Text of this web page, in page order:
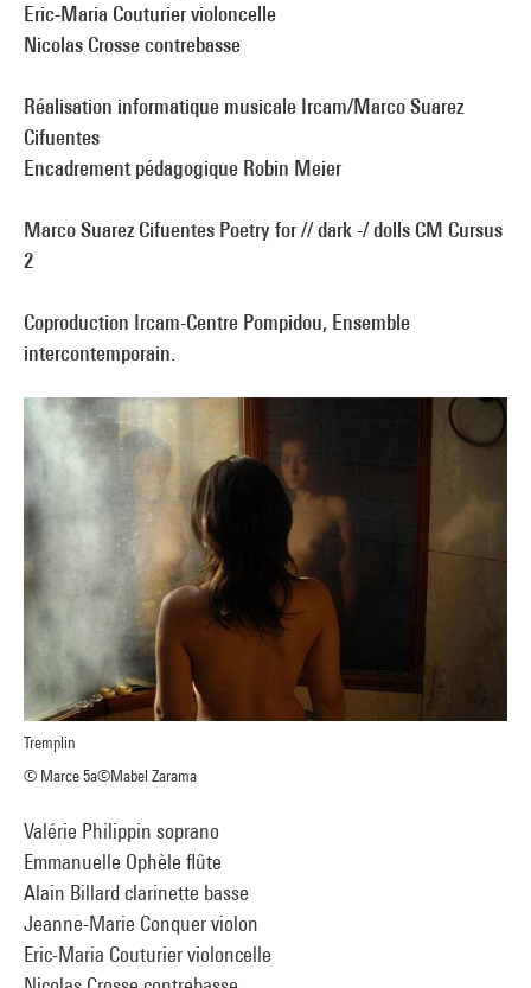
Eric-Maria Couturier violoncelle
Nicolas Crosse contrebasse
Réalisation informatique musicale Ircam/Marco Suarez
Cifuentes
Encadrement pédagogique Robin Meier
Marco Suarez Cifuentes Poetry for // dark -/ dolls CM Cursus
2
Coproduction Ircam-Centre Pompidou, Ensemble
intercontemporain.
Tremplin
© Marce 5a©Mabel Zarama
Valérie Philippin soprano
Emmanuelle Ophèle flûte
Alain Billard clarinette basse
Jeanne-Marie Conquer violon
Eric-Maria Couturier violoncelle